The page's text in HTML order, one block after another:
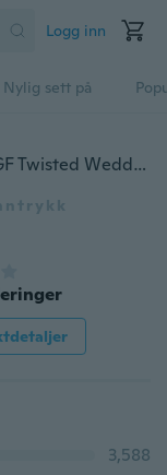
Logg inn
Nylig sett på
3 stk Menn Kvinner Mote Gull Plating GF Twisted Wedding Chain Halskjede 18-30 tommer
3,588